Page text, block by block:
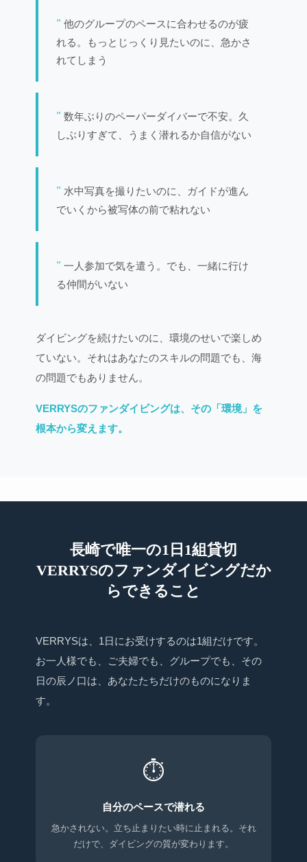
他のグループのペースに合わせるのが疲
れる。もっとじっくり見たいのに、急かさ
れてしまう
数年ぶりのペーパーダイバーで不安。久
しぶりすぎて、うまく潜れるか自信がない
水中写真を撮りたいのに、ガイドが進ん
でいくから被写体の前で粘れない
一人参加で気を遣う。でも、一緒に行け
る仲間がいない
ダイビングを続けたいのに、環境のせいで楽しめ
ていない。それはあなたのスキルの問題でも、海
の問題でもありません。
VERRYSのファンダイビングは、その「環境」を
根本から変えます。
長崎で唯一の1日1組貸切
VERRYSのファンダイビングだか
らできること
VERRYSは、1日にお受けするのは1組だけです。
お一人様でも、ご夫婦でも、グループでも、その
日の辰ノ口は、あなたたちだけのものになりま
す。
⏱
自分のペースで潜れる
急かされない。立ち止まりたい時に止まれる。それ
だけで、ダイビングの質が変わります。